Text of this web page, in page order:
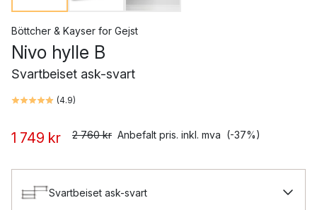
Böttcher & Kayser for Gejst
Nivo hylle B
Svartbeiset ask-svart
(4.9)
1 749 kr 2 760 kr Anbefalt pris. inkl. mva (-37%)
Svartbeiset ask-svart